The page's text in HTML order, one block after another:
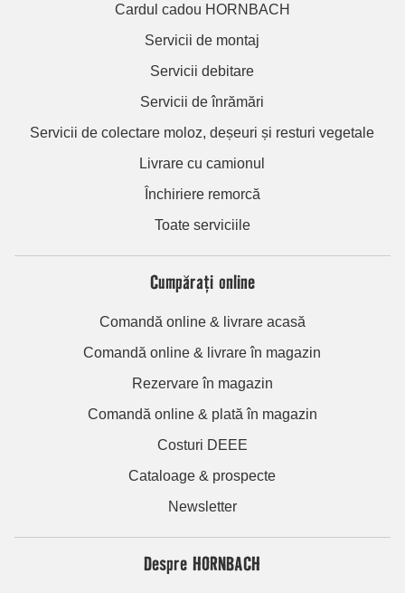
Cardul cadou HORNBACH
Servicii de montaj
Servicii debitare
Servicii de înrămări
Servicii de colectare moloz, deșeuri și resturi vegetale
Livrare cu camionul
Închiriere remorcă
Toate serviciile
Cumpărați online
Comandă online & livrare acasă
Comandă online & livrare în magazin
Rezervare în magazin
Comandă online & plată în magazin
Costuri DEEE
Cataloage & prospecte
Newsletter
Despre HORNBACH